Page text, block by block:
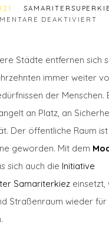
DEAKTIVIERT
Städte entfernen sich
immer weiter
der Menschen.
an Platz, an
Der öffentliche Raum
geworden. Mit dem
sich auch die Initiative
Samariterkiez einsetzt,
Straßenraum wieder für